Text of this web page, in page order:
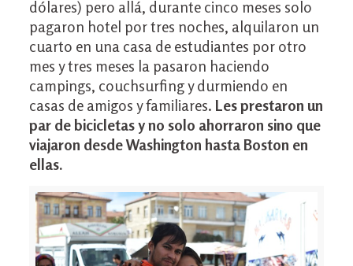
dólares) pero allá, durante cinco meses solo
pagaron hotel por tres noches, alquilaron un
cuarto en una casa de estudiantes por otro
mes y tres meses la pasaron haciendo
campings, couchsurfing y durmiendo en
casas de amigos y familiares. Les prestaron un
par de bicicletas y no solo ahorraron sino que
viajaron desde Washington hasta Boston en
ellas.